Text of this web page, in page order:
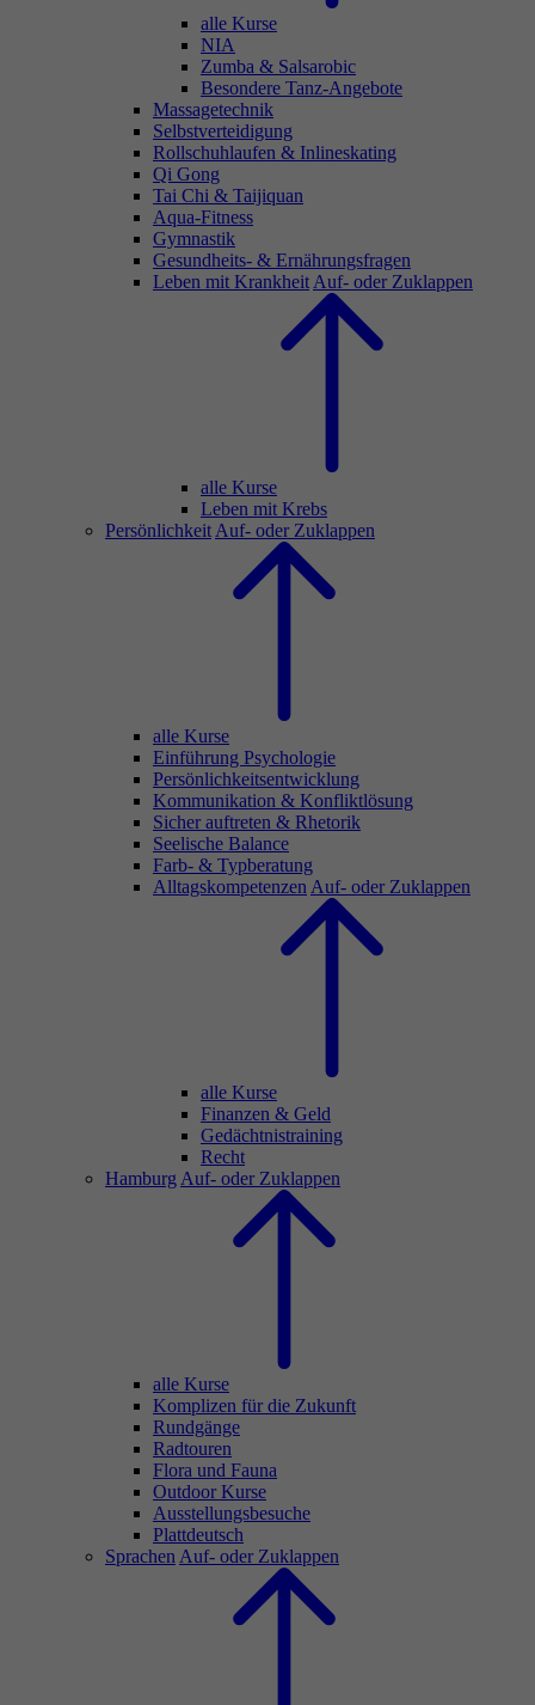
alle Kurse
NIA
Zumba & Salsarobic
Besondere Tanz-Angebote
Massagetechnik
Selbstverteidigung
Rollschuhlaufen & Inlineskating
Qi Gong
Tai Chi & Taijiquan
Aqua-Fitness
Gymnastik
Gesundheits- & Ernährungsfragen
Leben mit Krankheit Auf- oder Zuklappen
alle Kurse
Leben mit Krebs
Persönlichkeit Auf- oder Zuklappen
alle Kurse
Einführung Psychologie
Persönlichkeitsentwicklung
Kommunikation & Konfliktlösung
Sicher auftreten & Rhetorik
Seelische Balance
Farb- & Typberatung
Alltagskompetenzen Auf- oder Zuklappen
alle Kurse
Finanzen & Geld
Gedächtnistraining
Recht
Hamburg Auf- oder Zuklappen
alle Kurse
Komplizen für die Zukunft
Rundgänge
Radtouren
Flora und Fauna
Outdoor Kurse
Ausstellungsbesuche
Plattdeutsch
Sprachen Auf- oder Zuklappen